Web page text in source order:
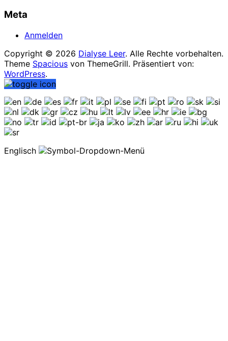
Meta
Anmelden
Copyright © 2026 Dialyse Leer. Alle Rechte vorbehalten.
Theme Spacious von ThemeGrill. Präsentiert von:
WordPress.
Englisch